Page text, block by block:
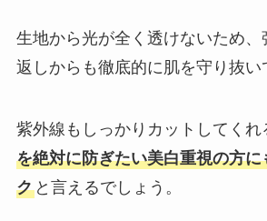
生地から光が全く透けないため、
返しからも徹底的に肌を守り抜い
紫外線もしっかりカットしてくれ
を絶対に防ぎたい美白重視の方
クと言えるでしょう。